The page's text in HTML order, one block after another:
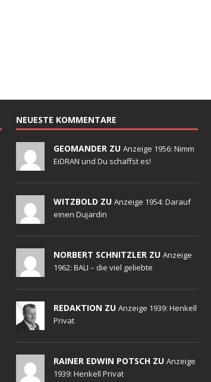
NEUESTE KOMMENTARE
GEOMANDER ZU Anzeige 1956: Nimm
EiDRAN und Du schaffst es!
WITZBOLD ZU Anzeige 1954: Darauf
einen Dujardin
NORBERT SCHNITZLER ZU Anzeige
1962: BALI – die viel geliebte
REDAKTION ZU Anzeige 1939: Henkell
Privat
RAINER EDWIN POTSCH ZU Anzeige
1939: Henkell Privat